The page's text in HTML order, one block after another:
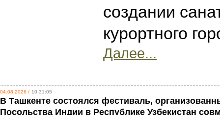
создании
курортного
Далее...
04.08.2026 / 10:31:05
В Ташкенте состоялся фестиваль,
Посольства Индии в Республике Узбекистан